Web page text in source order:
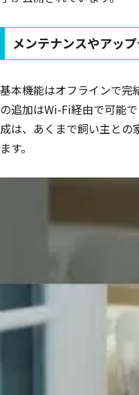
メンテナンスやアッ
基本機能はオフラインで完
の追加はWi-Fi経由で可能
成は、あくまで飼い主との
ます。